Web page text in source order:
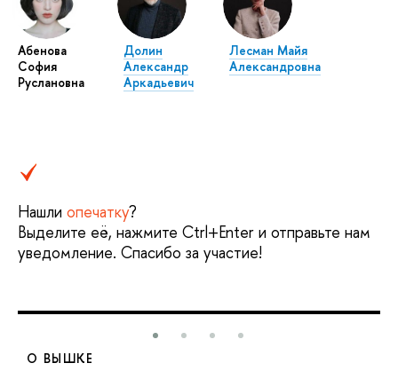
Абенова
София
Руслановна
Долин
Александр
Аркадьевич
Лесман Майя
Александровна
Нашли опечатку?
Выделите её, нажмите Ctrl+Enter и отправьте нам
уведомление. Спасибо за участие!
О ВЫШКЕ